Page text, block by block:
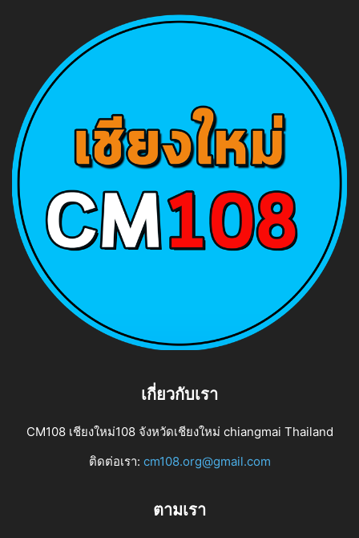
เกี่ยวกับเรา
CM108 เชียงใหม่108 จังหวัดเชียงใหม่ chiangmai Thailand
ติดต่อเรา: cm108.org@gmail.com
ตามเรา